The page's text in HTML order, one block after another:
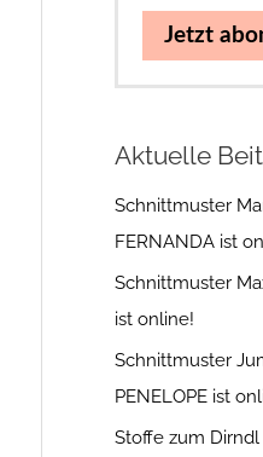
Jetzt
Aktuelle
Schnittmuster
FERNANDA ist
Schnittmuster
ist online!
Schnittmuster
PENELOPE ist
Stoffe zum